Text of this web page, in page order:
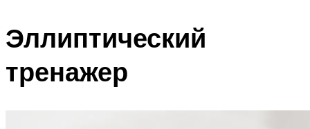
Эллиптический
тренажер